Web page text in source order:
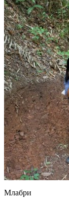
Млабри